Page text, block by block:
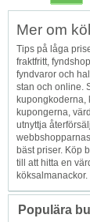
Mer om
Tips på låga
fraktfritt,
fyndvaror och
stan och online.
kupongkoderna,
kupongerna,
utnyttja
bäst priser. Köp
till att hitta en
köksalmanackor.
Populära